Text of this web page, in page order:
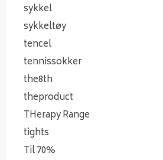
sykkel
sykkeltøy
tencel
tennissokker
the8th
theproduct
THerapy Range
tights
Til 70%